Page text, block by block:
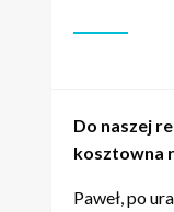
Do naszej
kosztowna
Paweł, po